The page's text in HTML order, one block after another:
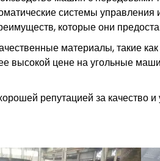
системы
которые они
материалы, такие
высокой цене на угольные
репутацией за качество и